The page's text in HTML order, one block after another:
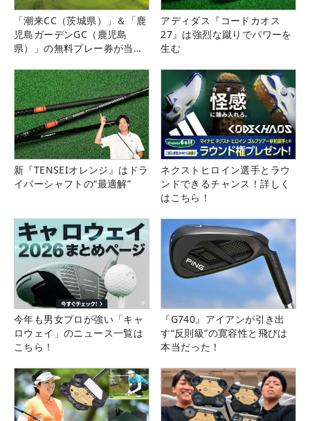
「潮来CC（茨城県）」＆「鹿
児島ガーデンGC（鹿児島
県）」の無料プレー券が当た
アディダス『コードカオス
27』は強烈な蹴りでパワーを
生む
新『TENSEIオレンジ』はドラ
イバーシャフトの“最適解”
ネクストヒロイン選手とラウ
ンドできるチャンス！詳しく
はこちら！
今年も男女プロが強い「キャ
ロウェイ」のニュース一覧は
こちら！
『G740』アイアンが引き出
す“反則級”の寛容性と飛びは
本当だった！